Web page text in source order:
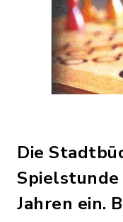
Die
Jahren ein.